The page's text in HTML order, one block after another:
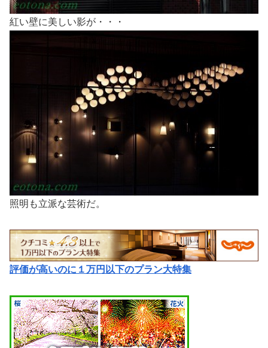
紅い壁に美しい影が・・・
照明も立派な芸術だ。
評価が高いのに１万円以下のプラン大特集